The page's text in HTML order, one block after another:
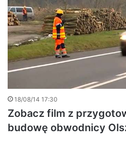
18/08/14 17:30
Zobacz film z
budowę obwodnicy